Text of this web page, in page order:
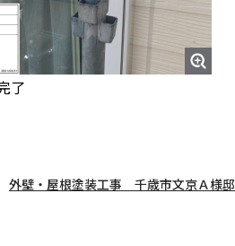
了
外壁・屋根塗装工事 千歳市文京Ａ様邸